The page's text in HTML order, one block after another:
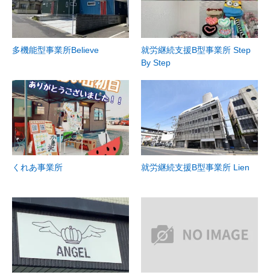
多機能型事業所Believe
就労継続支援B型事業所 Step
By Step
くれあ事業所 就労継続支援B型事業所 Lien